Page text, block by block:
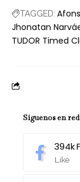
TAGGED:
Jhonatan
TUDOR Timed
Síguenos en
394k
Like